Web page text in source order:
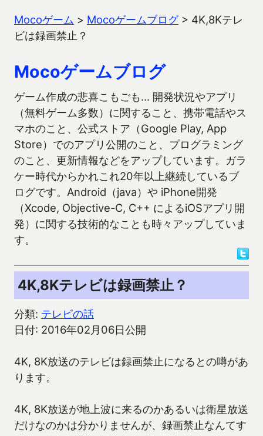
Mocoゲーム > Mocoゲームブログ> 4K,8Kテレ
ビは録画禁止？
Mocoゲームブログ
ゲーム作成の悲喜こもごも… 開発状況やアプリ
（無料ゲーム多数）に関すること、携帯電話やス
マホのこと、公式ストア（Google Play, App
Store）でのアプリ公開のこと、プログラミング
のこと、更新情報などをアップしています。ガラ
ケー時代からかれこれ20年以上継続しているブ
ログです。Android（java）や iPhone開発
（Xcode, Objective-C, C++ によるiOSアプリ開
発）に関する技術的なことも時々アップしていま
す。
4K,8Kテレビは録画禁止？
分類: テレビの話
日付: 2016年02月06日公開
4K, 8K放送のテレビは録画禁止になるとの噂があ
ります。
4K, 8K放送が地上波に来るのかあるいは衛星放送
だけなのかは分かりませんが、録画禁止なんてす